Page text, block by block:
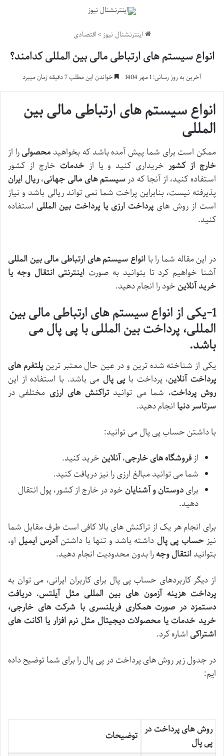
اینترنشنال نیوز>اقتصادی
انواع سیستم های ارتباطی مالی بین المللی کدامند؟
آخرین به روز رسانی: 1 مهر 1404 خواندن این مطلب 7 دقیقه زمان میبرد
انواع سیستم های ارتباطی مالی بین
المللی
ممکن است برای شما پیش آمده باشد که بخواهید محصولیرا از
خارج از کشورخریداری کنید و یا از خدمات خارج از کشور
استفاده کنید، از آنجا که درسیستم های مالی جهانی،ریال ایران
پذیرفته نیست، بنابراین پراخت شما نمی تواند ریالی باشد و نیاز
است از روش هایپرداخت ارزی یا پرداخت بین المللی استفاده
کنید.
در این مقاله شما را با انواع سیستم های ارتباطی مالی بین المللی
آشنا خواهیم کرد تا بتوانید به صورتاینترنتی انتقال وجه یا
خرید آنلاین خود را انجام دهید.
1-یکی از انواع سیستم های ارتباطی مالی بین
المللی، پرداخت بین المللی با پی پال می
باشد.
یکی از شناخته شده ترین و در عین حال معتبر ترینپلتفرم های
پرداخت آنلاین، پرداخت باپی پال می باشد. با استفاده از این
روش پرداخت، شما می توانیدتراکنش های ارزی مختلفی در
سرتاسر دنیا انجام دهید.
با داشتن حساب پی پال می توانید:
از فروشگاه های خارجی،آنلاین خرید کنید.
شما می توانید مبالغ ارزی را نیز دریافت کنید.
برایدوستان و آشنایان خود در خارج از کشور، پول انتقال
دهید.
برای انجام هر یک از تراکنش های بالا کافی است طرف مقابل شما
نیزحساب پی ‌پال داشته باشد و تنها با داشتنآدرس ایمیل او،
بتوانیدانتقال وجهرا بدون محدودیت انجام دهید.
از دیگر کاربردهای حساب پی پال برای کاربران ایرانی، می توان به
پرداخت هزینه آزمون ‌های بین ‌المللی مثل آیلتس، دریافت
دستمزد در صورت همکاری فریلنسری با شرکت ‌های خارجی،
خرید خدمات یا محصولات دیجیتال مثل نرم‌ افزار یا اکانت ‌های
اشتراکی اشاره کرد.
در جدول زیر روش های پرداخت در پی پال را برای شما توضیح داده
ایم:
روش‌ های پرداخت در
پی ‌پال
توضیحات